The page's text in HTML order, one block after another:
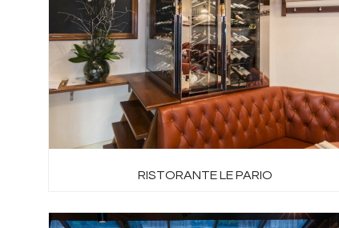
RISTORANTE LE PARIO